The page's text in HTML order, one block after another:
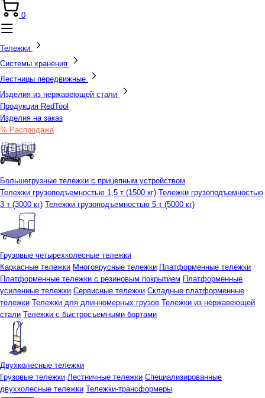
0
Тележки
Системы хранения
Лестницы передвижные
Изделия из нержавеющей стали
Продукция RedTool
Изделия на заказ
% Распродажа
Большегрузные тележки с прицепным устройством
Тележки грузоподъемностью 1,5 т (1500 кг) Тележки грузоподъемностью
3 т (3000 кг) Тележки грузоподъемностью 5 т (5000 кг)
Грузовые четырехколесные тележки
Каркасные тележки Многоярусные тележки Платформенные тележки
Платформенные тележки с резиновым покрытием Платформенные
усиленные тележки Сервисные тележки Складные платформенные
тележки Тележки для длинномерных грузов Тележки из нержавеющей
стали Тележки с быстросъемными бортами
Двухколесные тележки
Грузовые тележки Лестничные тележки Специализированные
двухколесные тележки Тележки-трансформеры